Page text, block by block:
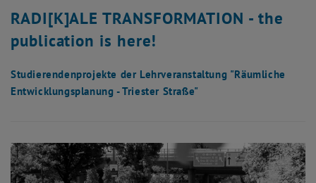
Overview
RADI[K]ALE TRANSFORMATION - the
publication is here!
Studierendenprojekte der Lehrveranstaltung "Räumliche
Entwicklungsplanung - Triester Straße"